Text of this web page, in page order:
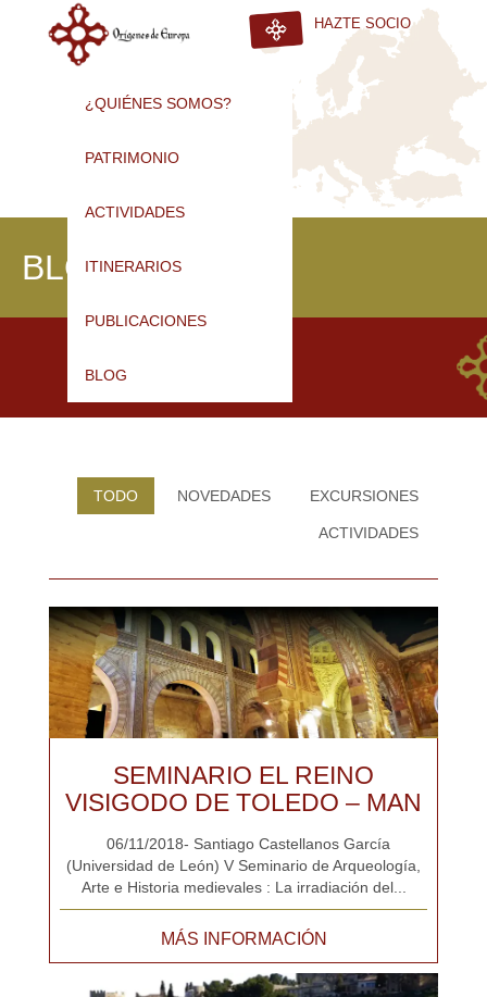
HAZTE SOCIO
¿QUIÉNES SOMOS?
PATRIMONIO
ACTIVIDADES
ITINERARIOS
PUBLICACIONES
BLOG
BLOG
TODO NOVEDADES EXCURSIONES
ACTIVIDADES
SEMINARIO EL REINO
VISIGODO DE TOLEDO – MAN
06/11/2018- Santiago Castellanos García
(Universidad de León) V Seminario de Arqueología,
Arte e Historia medievales : La irradiación del...
MÁS INFORMACIÓN